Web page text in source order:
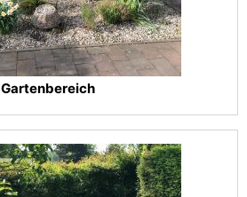
Gartenbereich